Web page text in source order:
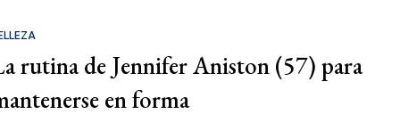
rutina de Jennifer Aniston (57) para
en forma